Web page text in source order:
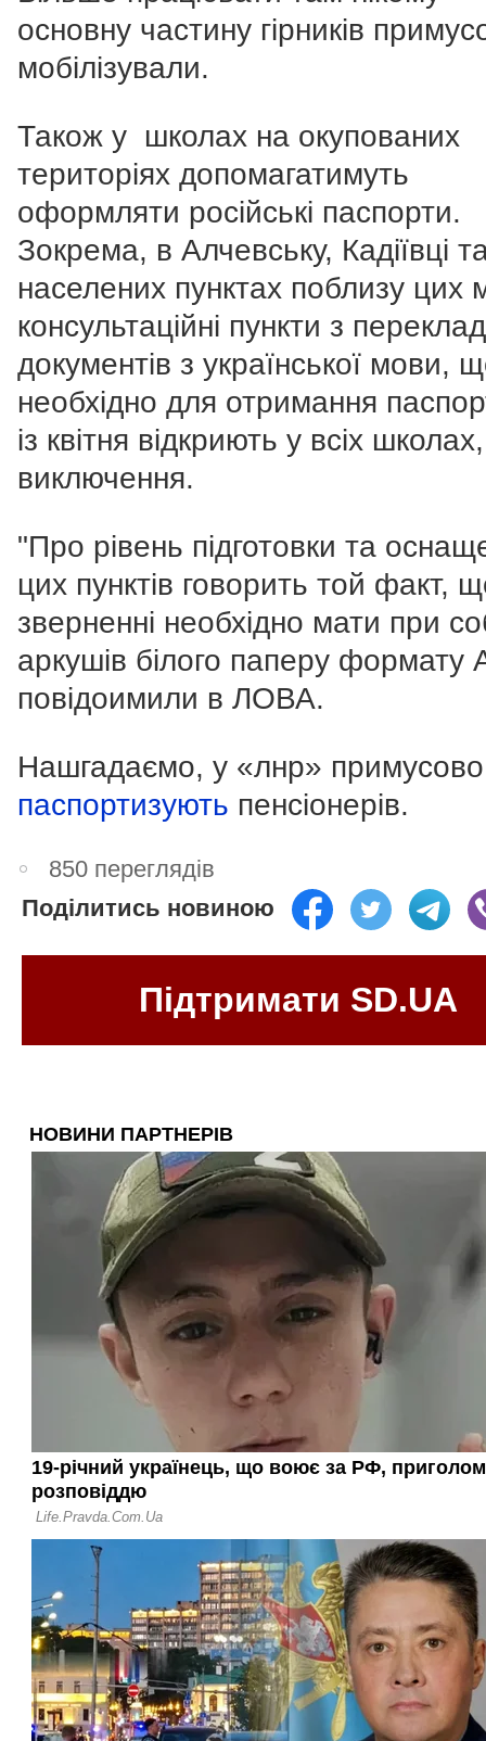
основну частину гірників
мобілізували.
Також у школах на окупованих
територіях допомагатимуть
оформляти російські паспорти.
Зокрема, в Алчевську, Кадіївці
населених пунктах поблизу цих
консультаційні пункти з
документів з української мови,
необхідно для отримання
із квітня відкриють у всіх
виключення.
"Про рівень підготовки та
цих пунктів говорить той факт,
зверненні необхідно мати при
аркушів білого паперу формату
повідоимили в ЛОВА.
Нашгадаємо, у «лнр» примусово
паспортизують пенсіонерів.
850 переглядів
Поділитись новиною
Підтримати SD.UA